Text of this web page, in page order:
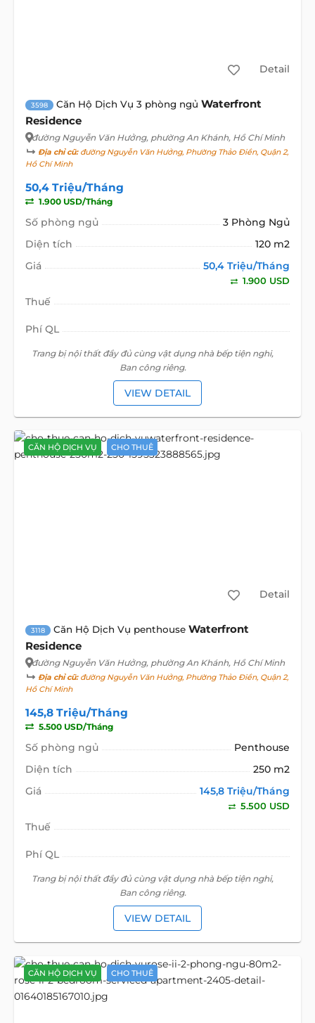
Detail
3598 Căn Hộ Dịch Vụ 3 phòng ngủ Waterfront
Residence
đường Nguyễn Văn Hưởng, phường An Khánh, Hồ Chí Minh
Địa chỉ cũ:đường Nguyễn Văn Hưởng, Phường Thảo Điền, Quận 2,
Hồ Chí Minh
50,4 Triệu/Tháng
1.900 USD/Tháng
Số phòng ngủ
3 Phòng Ngủ
Diện tích
120 m2
Giá
50,4 Triệu/Tháng
1.900 USD
Thuế
Phí QL
Trang bị nội thất đầy đủ cùng vật dụng nhà bếp tiện nghi,
Ban công riêng.
VIEW DETAIL
CĂN HỘ DỊCH VỤ CHO THUÊ
Detail
3118 Căn Hộ Dịch Vụ penthouse Waterfront
Residence
đường Nguyễn Văn Hưởng, phường An Khánh, Hồ Chí Minh
Địa chỉ cũ:đường Nguyễn Văn Hưởng, Phường Thảo Điền, Quận 2,
Hồ Chí Minh
145,8 Triệu/Tháng
5.500 USD/Tháng
Số phòng ngủ
Penthouse
Diện tích
250 m2
Giá
145,8 Triệu/Tháng
5.500 USD
Thuế
Phí QL
Trang bị nội thất đầy đủ cùng vật dụng nhà bếp tiện nghi,
Ban công riêng.
VIEW DETAIL
CĂN HỘ DỊCH VỤ CHO THUÊ